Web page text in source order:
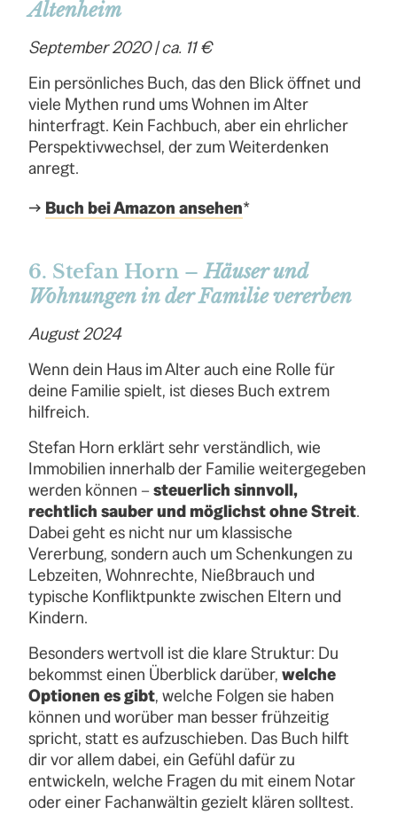
Altenheim
September 2020 | ca. 11 €
Ein persönliches Buch, das den Blick öffnet und
viele Mythen rund ums Wohnen im Alter
hinterfragt. Kein Fachbuch, aber ein ehrlicher
Perspektivwechsel, der zum Weiterdenken
anregt.
→ Buch bei Amazon ansehen*
6. Stefan Horn –Häuser und
Wohnungen in der Familie vererben
August 2024
Wenn dein Haus im Alter auch eine Rolle für
deine Familie spielt, ist dieses Buch extrem
hilfreich.
Stefan Horn erklärt sehr verständlich, wie
Immobilien innerhalb der Familie weitergegeben
werden können –steuerlich sinnvoll,
rechtlich sauber und möglichst ohne Streit.
Dabei geht es nicht nur um klassische
Vererbung, sondern auch um Schenkungen zu
Lebzeiten, Wohnrechte, Nießbrauch und
typische Konfliktpunkte zwischen Eltern und
Kindern.
Besonders wertvoll ist die klare Struktur: Du
bekommst einen Überblick darüber,welche
Optionen es gibt, welche Folgen sie haben
können und worüber man besser frühzeitig
spricht, statt es aufzuschieben. Das Buch hilft
dir vor allem dabei, ein Gefühl dafür zu
entwickeln, welche Fragen du mit einem Notar
oder einer Fachanwältin gezielt klären solltest.